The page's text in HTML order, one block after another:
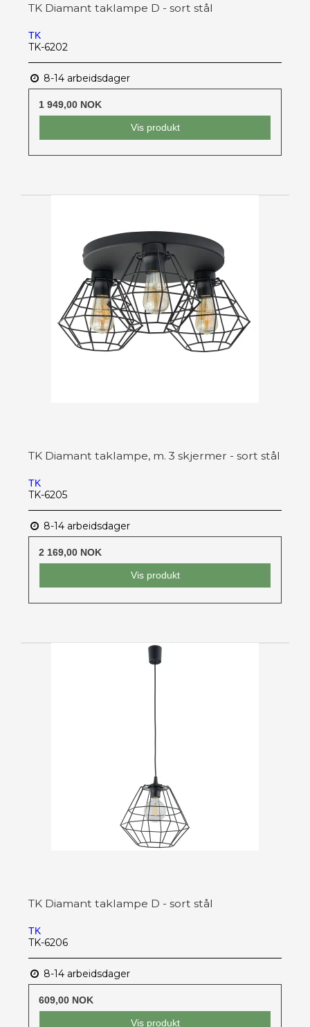
TK Diamant taklampe D - sort stål
TK
TK-6202
8-14 arbeidsdager
1 949,00 NOK
Vis produkt
TK Diamant taklampe, m. 3 skjermer - sort stål
TK
TK-6205
8-14 arbeidsdager
2 169,00 NOK
Vis produkt
TK Diamant taklampe D - sort stål
TK
TK-6206
8-14 arbeidsdager
609,00 NOK
Vis produkt